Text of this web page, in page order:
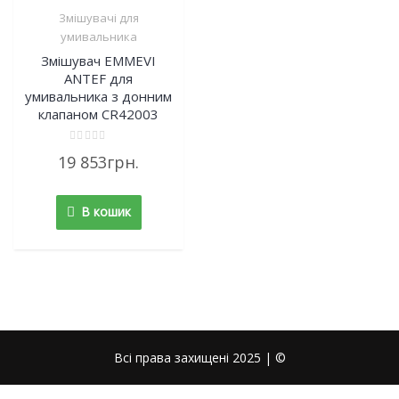
Змішувачі для
умивальника
Змішувач EMMEVI
ANTEF для
умивальника з донним
клапаном CR42003
0
5
19 853грн.
В кошик
Всі права захищені 2025 | ©